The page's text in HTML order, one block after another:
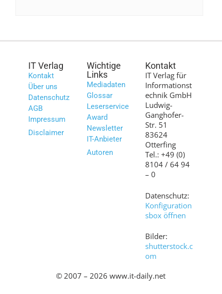
IT Verlag
Kontakt
Über uns
Datenschutz
AGB
Impressum
Disclaimer
Wichtige
Links
Mediadaten
Glossar
Leserservice
Award
Newsletter
IT-Anbieter
Autoren
Kontakt
IT Verlag für
Informationst
echnik GmbH
Ludwig-
Ganghofer-
Str. 51
83624
Otterfing
Tel.: +49 (0)
8104 / 64 94
– 0
Datenschutz:
Konfiguration
sbox öffnen
Bilder:
shutterstock.c
om
© 2007 – 2026 www.it-daily.net